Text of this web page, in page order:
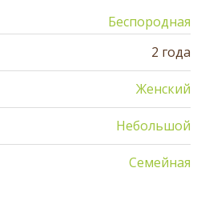
Беспородная
2 года
Женский
Небольшой
Семейная